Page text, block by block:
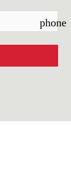
phone